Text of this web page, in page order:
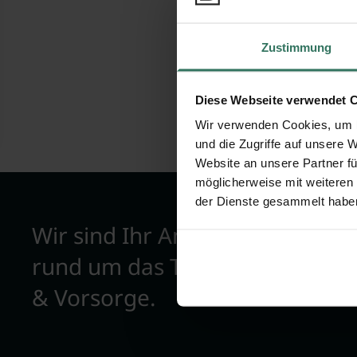
Zustimmung
Diese Webseite verwendet
Wir verwenden Cookies,
und die Zugriffe auf unsere
Website an unsere Partner
möglicherweise mit
der Dienste gesammelt
Wir sind Ihr Ansprechpartner
rund um das Thema Bestattung
& Vorsorge.